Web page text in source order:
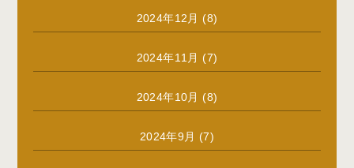
2024年12月 (8)
2024年11月 (7)
2024年10月 (8)
2024年9月 (7)